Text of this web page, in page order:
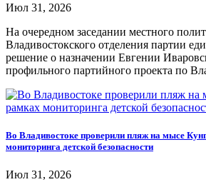
Июл 31, 2026
На очередном заседании местного
Владивостокского отделения партии
решение о назначении Евгении
профильного партийного проекта по
Во Владивостоке проверили пляж на мысе
мониторинга детской безопасности
Июл 31, 2026